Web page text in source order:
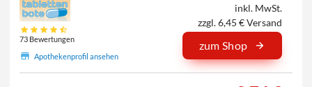
73 Bewertungen
Apothekenprofil ansehen
inkl. MwSt.
zzgl. 6,45 € Versand
zum Shop